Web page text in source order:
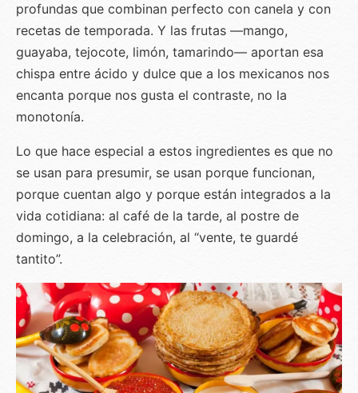
profundas que combinan perfecto con canela y con
recetas de temporada. Y las frutas —mango,
guayaba, tejocote, limón, tamarindo— aportan esa
chispa entre ácido y dulce que a los mexicanos nos
encanta porque nos gusta el contraste, no la
monotonía.
Lo que hace especial a estos ingredientes es que no
se usan para presumir, se usan porque funcionan,
porque cuentan algo y porque están integrados a la
vida cotidiana: al café de la tarde, al postre de
domingo, a la celebración, al “vente, te guardé
tantito”.